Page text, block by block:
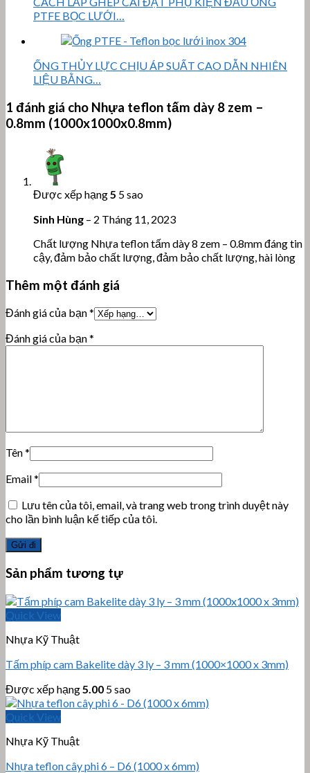
PTFE BỌC LƯỚI…
ỐNG THỦY LỰC CHỊU ÁP SUẤT CAO DẪN NHIÊN
LIỆU BẰNG…
1 đánh giá cho Nhựa teflon tấm dày 8 zem –
0.8mm (1000x1000x0.8mm)
Được xếp hạng 5 5 sao
Sinh Hùng – 2 Tháng 11, 2023
Chất lượng Nhựa teflon tấm dày 8 zem – 0.8mm đáng tin
cậy, đảm bảo chất lượng, đảm bảo chất lượng, hài lòng
Thêm một đánh giá
Đánh giá của bạn*
Đánh giá của bạn*
Tên*
Email*
Lưu tên của tôi, email, và trang web trong trình duyệt này
cho lần bình luận kế tiếp của tôi.
Sản phẩm tương tự
Quick View
Nhựa Kỹ Thuật
Tấm phíp cam Bakelite dày 3 ly – 3 mm (1000×1000 x 3mm)
Được xếp hạng 5.00 5 sao
Quick View
Nhựa Kỹ Thuật
Nhựa teflon cây phi 6 – D6 (1000 x 6mm)